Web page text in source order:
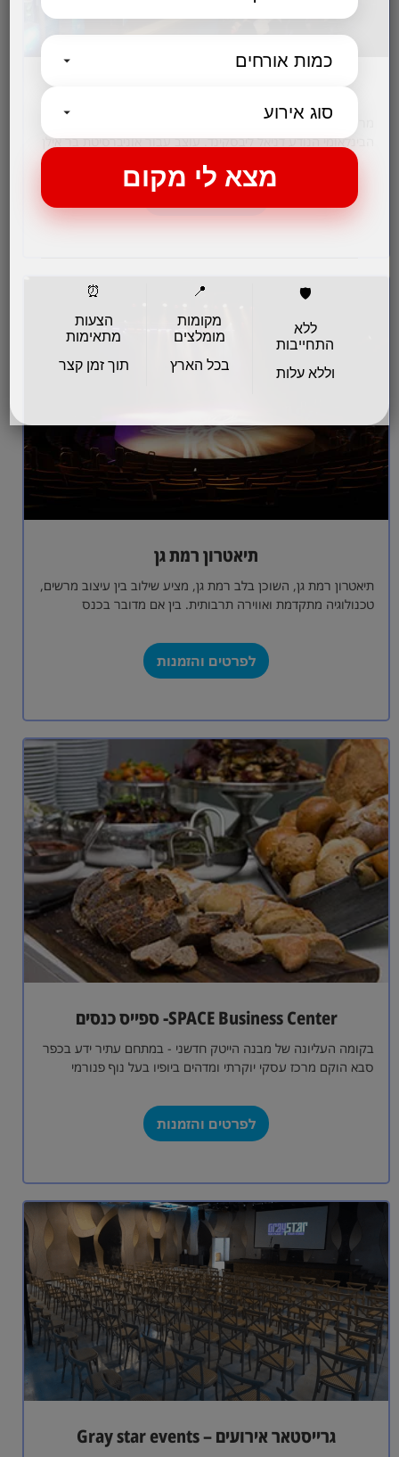
מרכז כנסים ואירועים וואהל סנטר תוכנן ועוצב ע”י האדריכל
הבינלאומי הנודע דניאל ליבסקינד. עוצב עבור אוניברסיטת בר אילן
ברמת גן, בייחודיות ובפונקציונאליות.…
תיאטרון רמת גן
תיאטרון רמת גן, השוכן בלב רמת גן, מציע שילוב בין עיצוב מרשים,
טכנולוגיה מתקדמת ואווירה תרבותית. בין אם מדובר בכנס
לפרטים והזמנות
SPACE Business Center- ספייס כנסים
בקומה העליונה של מבנה הייטק חדשני - במתחם עתיר ידע בכפר
סבא הוקם מרכז עסקי יוקרתי ומדהים ביופיו בעל נוף פנורמי
לפרטים והזמנות
גרייסטאר אירועים – Gray star events
🛡️
ללא
התחייבות
וללא עלות
📍
מקומות
מומלצים
בכל הארץ
⏰
הצעות
מתאימות
תוך זמן קצר